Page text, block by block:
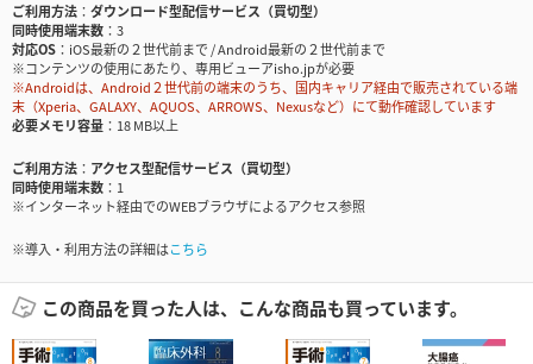
ご利用方法
ダウンロード型配信サービス（買切型）
同時使用端末数
3
対応OS
iOS最新の２世代前まで / Android最新の２世代前まで
※コンテンツの使用にあたり、専用ビューアisho.jpが必要
※Androidは、Android２世代前の端末のうち、国内キャリア経由で販売されている端
末（Xperia、GALAXY、AQUOS、ARROWS、Nexusなど）にて動作確認しています
必要メモリ容量
18 MB以上
ご利用方法
アクセス型配信サービス（買切型）
同時使用端末数
1
※インターネット経由でのWEBブラウザによるアクセス参照
※導入・利用方法の詳細はこちら
この商品を買った人は、こんな商品も買っています。